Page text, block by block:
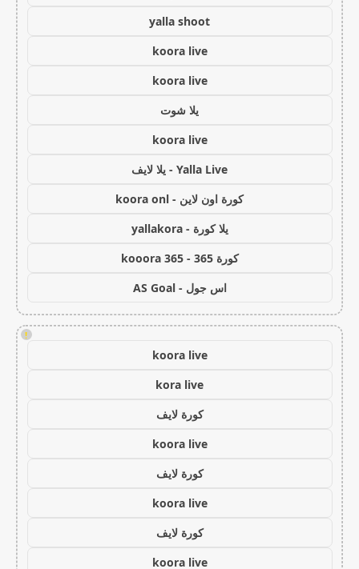
yalla shoot
koora live
koora live
يلا شوت
koora live
Yalla Live - يلا لايف
كورة اون لاين - koora onl
يلا كورة - yallakora
كورة 365 - kooora 365
اس جول - AS Goal
!
koora live
kora live
كورة لايف
koora live
كورة لايف
koora live
كورة لايف
koora live